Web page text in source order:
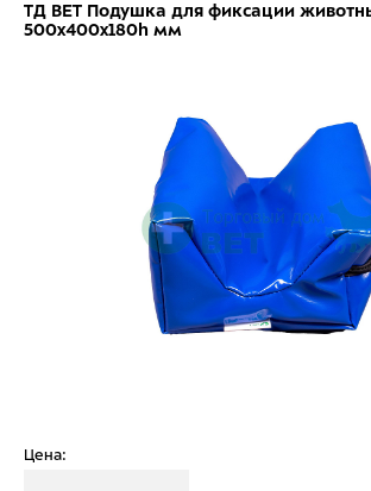
ТД ВЕТ Подушка для фиксации
500x400x180h мм
Цена: